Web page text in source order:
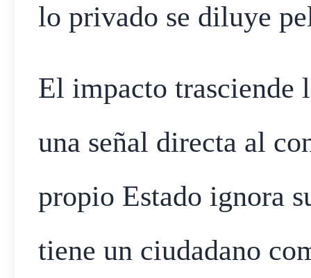
lo privado se diluye
El impacto trasciende
una señal directa al
propio Estado ignora
tiene un ciudadano